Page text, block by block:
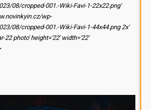
08/cropped-001.-Wiki-Favi-1-22x22.png'
wp-
08/cropped-001.-Wiki-Favi-1-44x44.png 2x'
22 photo' height='22' width='22'